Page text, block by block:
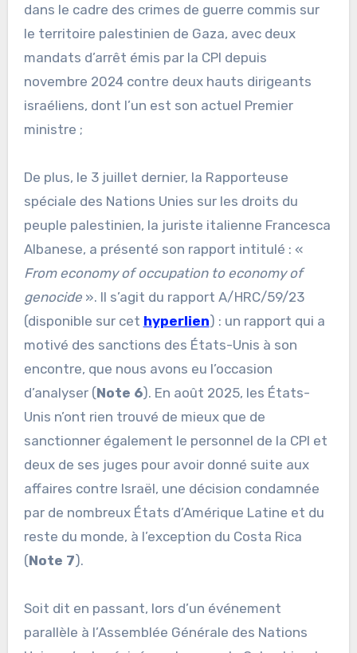
dans le cadre des crimes de guerre commis sur
le territoire palestinien de Gaza, avec deux
mandats d’arrêt émis par la CPI depuis
novembre 2024 contre deux hauts dirigeants
israéliens, dont l’un est son actuel Premier
ministre ;
De plus, le 3 juillet dernier, la Rapporteuse
spéciale des Nations Unies sur les droits du
peuple palestinien, la juriste italienne Francesca
Albanese, a présenté son rapport intitulé : «
From economy of occupation to economy of
genocide». Il s’agit du rapport A/HRC/59/23
(disponible sur cet hyperlien) : un rapport qui a
motivé des sanctions des États-Unis à son
encontre, que nous avons eu l’occasion
d’analyser (Note 6). En août 2025, les États-
Unis n’ont rien trouvé de mieux que de
sanctionner également le personnel de la CPI et
deux de ses juges pour avoir donné suite aux
affaires contre Israël, une décision condamnée
par de nombreux États d’Amérique Latine et du
reste du monde, à l’exception du Costa Rica
(Note 7).
Soit dit en passant, lors d’un événement
parallèle à l’Assemblée Générale des Nations